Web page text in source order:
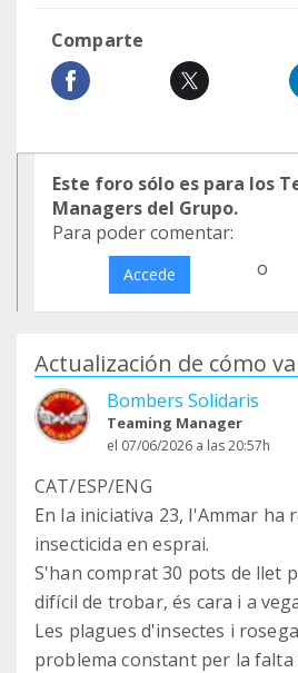
Comparte
Este foro sólo es para los
Managers del Grupo.
Para poder comentar:
Accede o
Actualización de cómo
Bombers Solidaris
Teaming Manager
el 07/06/2026 a las 20:57h
CAT/ESP/ENG
En la iniciativa 23, l'Ammar
insecticida en esprai.
S'han comprat 30 pots de llet
difícil de trobar, és cara i a
Les plagues d'insectes i
problema constant per la falta